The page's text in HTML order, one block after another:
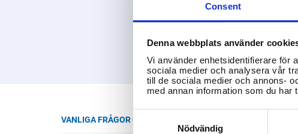
Consent
Denna webbplats använder
Vi använder enhetsidentifierare för
sociala medier och analysera vår
till de sociala medier och annons-
med annan information som du har
Selection
Nödvändig
VANLIGA FRÅGOR OM BURLÖV KOMMUN